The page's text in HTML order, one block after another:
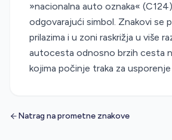
»nacionalna auto oznaka«
odgovarajući simbol. Znakovi se
prilazima i u zoni raskrižja u više
autocesta odnosno brzih cesta
kojima počinje traka za usporenje
Natrag na prometne znakove